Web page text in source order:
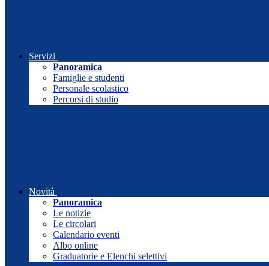
Servizi
Panoramica
Famiglie e studenti
Personale scolastico
Percorsi di studio
Novità
Panoramica
Le notizie
Le circolari
Calendario eventi
Albo online
Graduatorie e Elenchi selettivi